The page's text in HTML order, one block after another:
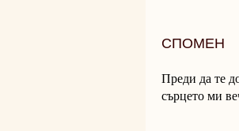
СПОМЕН
Преди да те
сърцето ми